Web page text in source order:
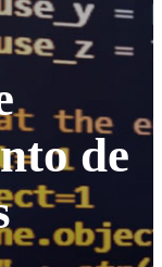
de